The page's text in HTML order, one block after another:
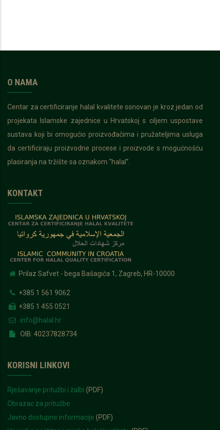
O NAMA
Centar za certificiranje halal kvalitete osnovan je kroz jedan od
projekata Islamske zajednice u Hrvatskoj s ciljem uspostave
sustava koji bi omogućio proizvođačima i pružateljima usluga
da certificiraju proizvodne procese i proizvode s mogućnošću
plasiranja na tržište sa oznakom “halal”.
KONTAKT
Prilaz Safvet - bega Bašagića 1, Zagreb, HR-10000
+385 1 561 9062
+385 1 455 0521
info@halal.hr
OIB: 40237828734
KORISNI LINKOVI
Rješavanje pritužbi i žalbi (PDF)
Obrazac za pritužbe
Javno dostupne informacije (PDF)